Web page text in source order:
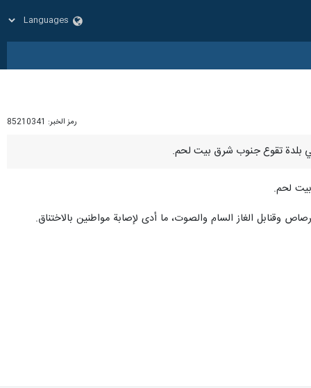
رمز الخبر: 85210341
لحم.
وقنابل الغاز السام والصوت، ما أدى لإصابة مواطنين بالاختناق.